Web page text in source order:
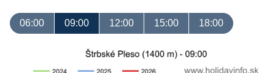
06:00 09:00 12:00 15:00 18:00